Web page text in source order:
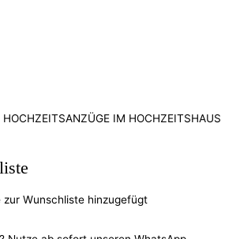
HOCHZEITSANZÜGE IM HOCHZEITSHAUS
zur Wunschliste hinzugefügt